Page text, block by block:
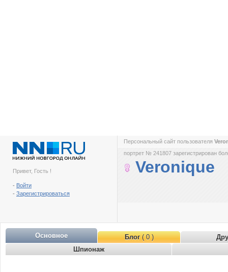
Привет, Гость !
- Войти
- Зарегистрироваться
Персональный сайт пользователя
портрет № 241807 зарегистрирован
Veronique
Основное Блог( 0 )
Шпионаж